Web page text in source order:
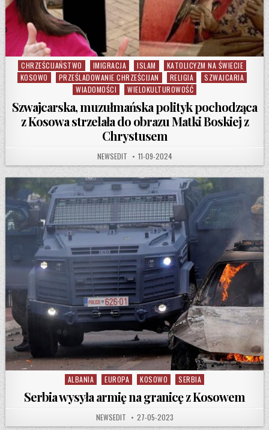
Posted in
CHRZEŚCIJAŃSTWO IMIGRACJA ISLAM
KATOLICYZM NA ŚWIECIE
KOSOWO
PRZEŚLADOWANIE CHRZEŚCIJAN RELIGIA
SZWAJCARIA
WIADOMOŚCI
WIELOKULTUROWOŚĆ
Szwajcarska, muzułmańska polityk pochodząca
z Kosowa strzelała do obrazu Matki Boskiej z
Chrystusem
AUTHOR:
NEWSEDIT PUBLISHED DATE:
11-09-2024
Posted in
ALBANIA EUROPA KOSOWO SERBIA
Serbia wysyła armię na granicę z Kosowem
AUTHOR:
NEWSEDIT PUBLISHED DATE:
27-05-2023